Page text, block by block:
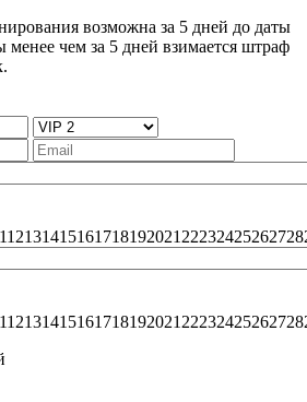
возможна за 5 дней до даты
менее чем за 5 дней взимается штраф
12131415161718192021 22232425262728
12131415161718192021 22232425262728